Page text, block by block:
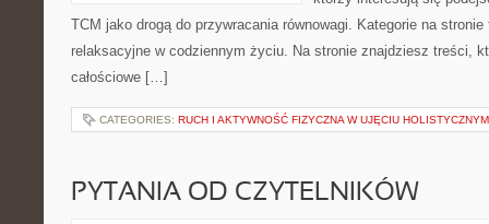
TCM jako drogą do przywracania równowagi. Kategorie na
relaksacyjne w codziennym życiu. Na stronie znajdziesz treści,
całościowe […]
CATEGORIES: RUCH I AKTYWNOŚĆ FIZYCZNA W UJĘCIU HOLISTYCZNYM
PYTANIA OD CZYTELNIKÓW